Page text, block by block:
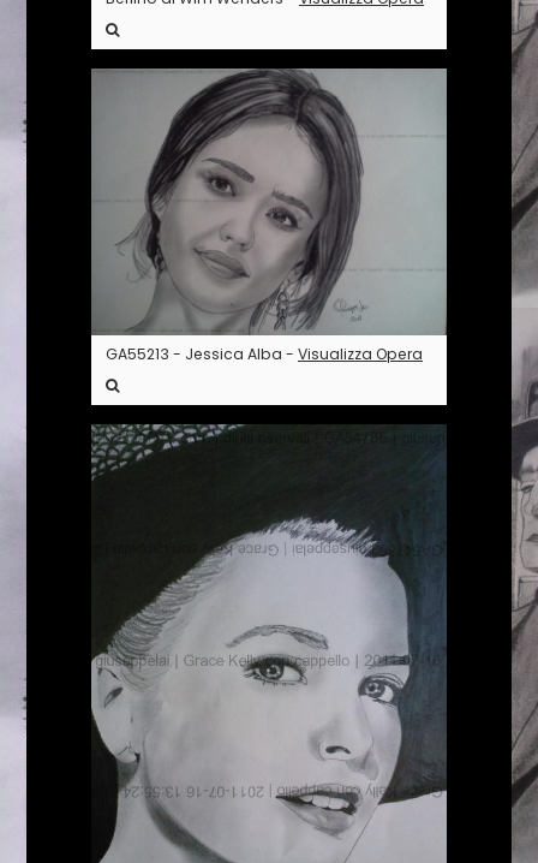
GA55213 - Jessica Alba - Visualizza Opera